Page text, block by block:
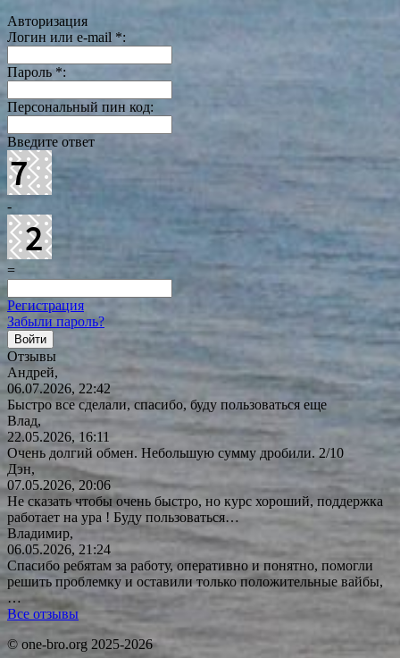
Авторизация
Логин или e-mail *:
Пароль *:
Персональный пин код:
Введите ответ
-
=
Регистрация
Забыли пароль?
Отзывы
Андрей,
06.07.2026, 22:42
Быстро все сделали, спасибо, буду пользоваться еще
Влад,
22.05.2026, 16:11
Очень долгий обмен. Небольшую сумму дробили. 2/10
Дэн,
07.05.2026, 20:06
Не сказать чтобы очень быстро, но курс хороший, поддержка
работает на ура ! Буду пользоваться…
Владимир,
06.05.2026, 21:24
Спасибо ребятам за работу, оперативно и понятно, помогли
решить проблемку и оставили только положительные вайбы,
…
Все отзывы
© one-bro.org 2025-2026